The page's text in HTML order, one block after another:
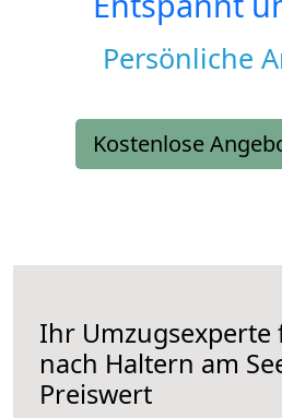
Persönliche
Kostenlose
Ihr Umzugsexperte
nach Haltern am
Preiswert